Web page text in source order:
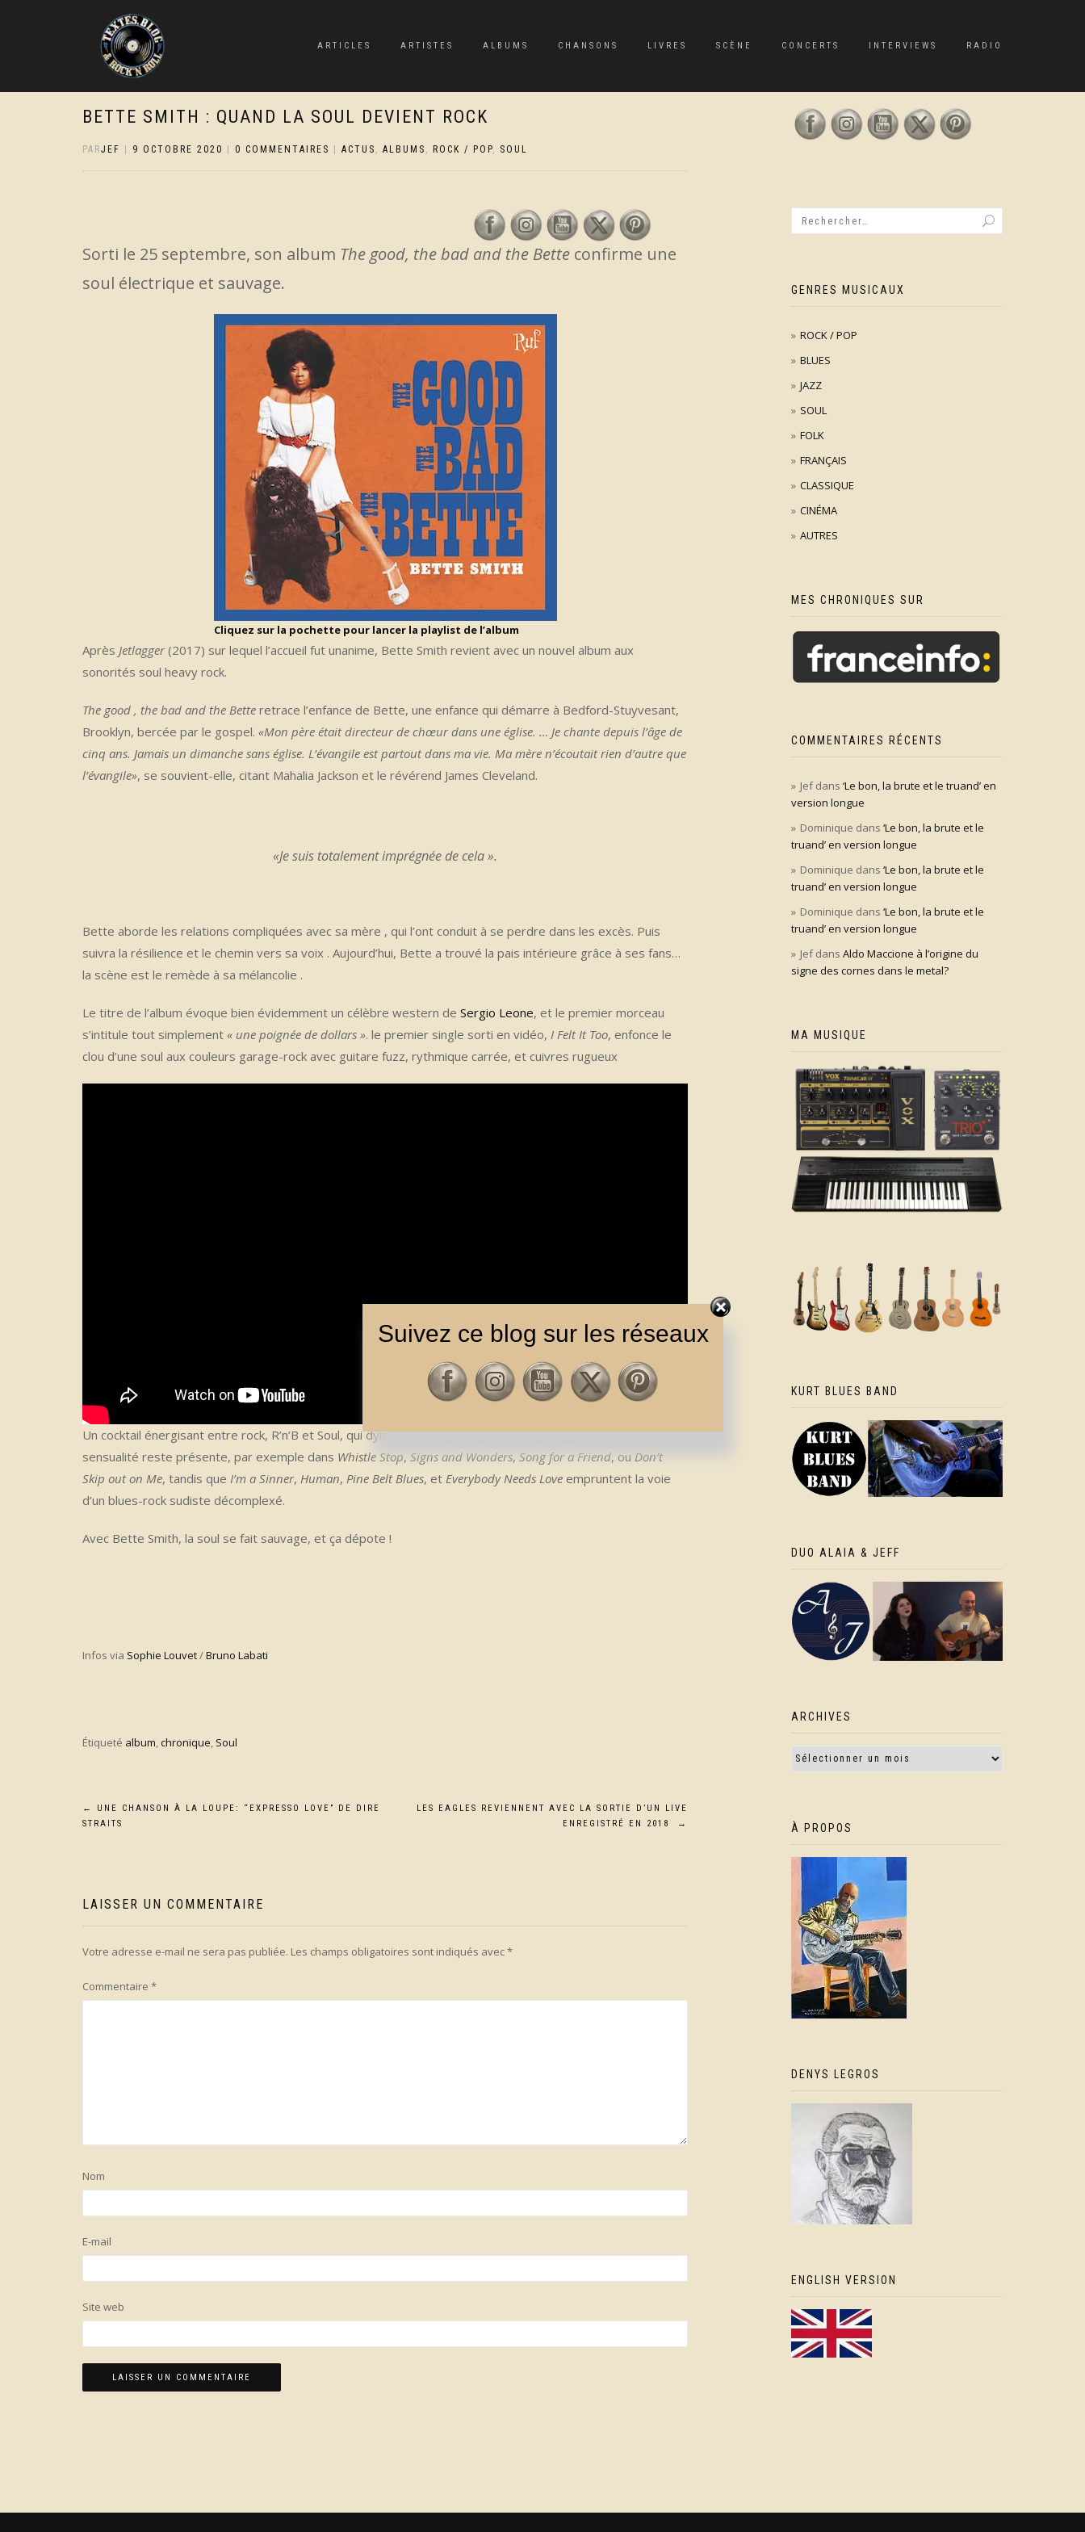
ARTICLES ARTISTES ALBUMS CHANSONS LIVRES SCÈNE CONCERTS INTERVIEWS RADIO
BETTE SMITH : QUAND LA SOUL DEVIENT ROCK
PARJEF 9 OCTOBRE 2020 0 COMMENTAIRES ACTUS , ALBUMS , ROCK / POP, SOUL
Sorti le 25 septembre, son album The good, the bad and the Bette confirme une
soul électrique et sauvage.
Cliquez sur la pochette pour lancer la playlist de l’album
Après Jetlagger(2017) sur lequel l’accueil fut unanime, Bette Smith revient avec un nouvel album aux
sonorités soul heavy rock.
The good , the bad and the Bette retrace l’enfance de Bette, une enfance qui démarre à Bedford-Stuyvesant,
Brooklyn, bercée par le gospel. «Mon père était directeur de chœur dans une église. … Je chante depuis l’âge de
cinq ans. Jamais un dimanche sans église. L’évangile est partout dans ma vie. Ma mère n’écoutait rien d’autre que
l’évangile», se souvient-elle, citant Mahalia Jackson et le révérend James Cleveland.
«Je suis totalement imprégnée de cela ».
Bette aborde les relations compliquées avec sa mère , qui l’ont conduit à se perdre dans les excès. Puis
suivra la résilience et le chemin vers sa voix . Aujourd’hui, Bette a trouvé la pais intérieure grâce à ses fans…
la scène est le remède à sa mélancolie .
Le titre de l’album évoque bien évidemment un célèbre western de Sergio Leone, et le premier morceau
s’intitule tout simplement « une poignée de dollars ». le premier single sorti en vidéo, I Felt It Too, enfonce le
clou d’une soul aux couleurs garage-rock avec guitare fuzz, rythmique carrée, et cuivres rugueux
Un cocktail énergisant entre rock, R’n’B et Soul, qui dynamise une genre parfois trop langoureux. Mais la
sensualité reste présente, par exemple dans Whistle Stop, Signs and Wonders, Song for a Friend, ou Don’t
Skip out on Me, tandis que I’m a Sinner, Human, Pine Belt Blues, et Everybody Needs Love empruntent la voie
d’un blues-rock sudiste décomplexé.
Avec Bette Smith, la soul se fait sauvage, et ça dépote !
Infos via Sophie Louvet/Bruno Labati
Étiqueté album,chronique, Soul
Navigation
←
UNE CHANSON À LA LOUPE: “EXPRESSO LOVE” DE DIRE
STRAITS
LES EAGLES REVIENNENT AVEC LA SORTIE D’UN LIVE
ENREGISTRÉ EN 2018
→
LAISSER UN COMMENTAIRE
Votre adresse e-mail ne sera pas publiée. Les champs obligatoires sont indiqués avec*
Commentaire *
Nom
E-mail
Site web
GENRES MUSICAUX
ROCK / POP
BLUES
JAZZ
SOUL
FOLK
FRANÇAIS
CLASSIQUE
CINÉMA
AUTRES
MES CHRONIQUES SUR
COMMENTAIRES RÉCENTS
Jefdans ‘Le bon, la brute et le truand’ en
version longue
Dominique dans ‘Le bon, la brute et le
truand’ en version longue
Dominique dans ‘Le bon, la brute et le
truand’ en version longue
Dominique dans ‘Le bon, la brute et le
truand’ en version longue
Jefdans Aldo Maccione à l’origine du
signe des cornes dans le metal?
MA MUSIQUE
KURT BLUES BAND
DUO ALAIA & JEFF
ARCHIVES
À PROPOS
DENYS LEGROS
ENGLISH VERSION
Suivez ce blog sur les réseaux